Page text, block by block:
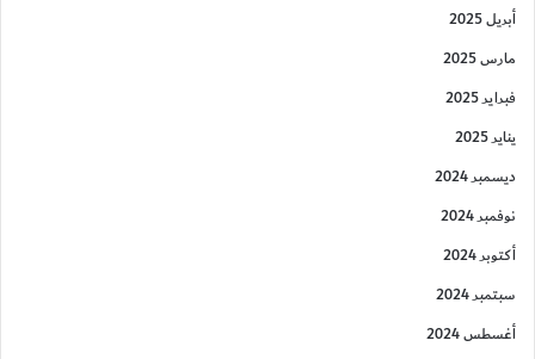
أبريل 2025
مارس 2025
فبراير 2025
يناير 2025
ديسمبر 2024
نوفمبر 2024
أكتوبر 2024
سبتمبر 2024
أغسطس 2024